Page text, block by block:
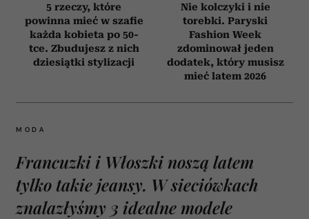
5 rzeczy, które
powinna mieć w szafie
każda kobieta po 50-
tce. Zbudujesz z nich
dziesiątki stylizacji
Nie kolczyki i nie
torebki. Paryski
Fashion Week
zdominował jeden
dodatek, który musisz
mieć latem 2026
MODA
Francuzki i Włoszki noszą latem
tylko takie jeansy. W sieciówkach
znalazłyśmy 3 idealne modele